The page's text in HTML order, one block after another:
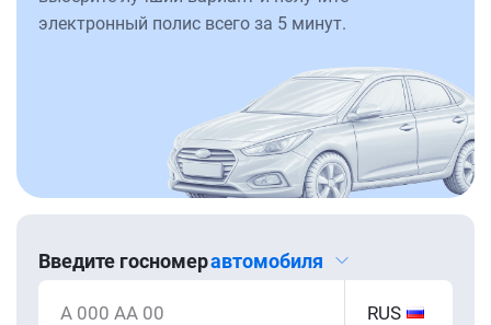
электронный полис всего за 5 минут.
Введите госномеравтомобиля
А 000 АА 00 RUS